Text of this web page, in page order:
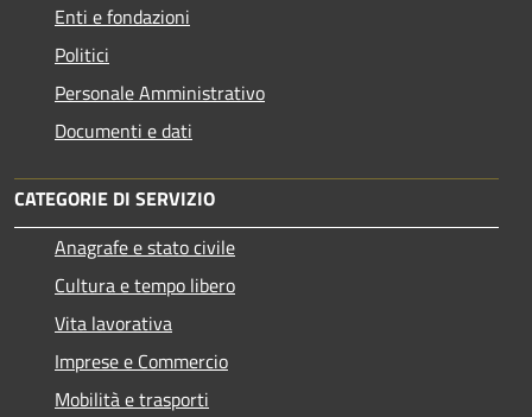
Enti e fondazioni
Politici
Personale Amministrativo
Documenti e dati
CATEGORIE DI SERVIZIO
Anagrafe e stato civile
Cultura e tempo libero
Vita lavorativa
Imprese e Commercio
Mobilità e trasporti